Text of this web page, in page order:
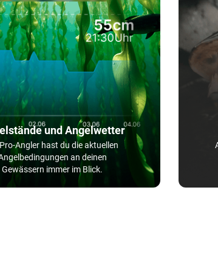
und Angelwetter
Angler hast du die aktuellen
an deinen
Gewässern immer im Blick.